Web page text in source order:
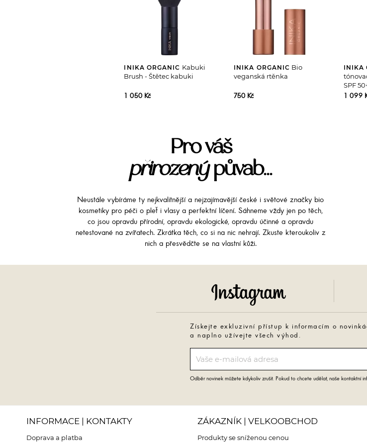
INIKA ORGANIC Kabuki
Brush - Štětec kabuki
1 050 Kč
INIKA ORGANIC Bio
veganská rtěnka
750 Kč
INIKA
SPF
1 099
Pro váš
přirozenýpůvab...
Neustále vybíráme ty nejkvalitnější a nejzajímavější české i světové značky bio
kosmetiky pro péči o pleť i vlasy a perfektní líčení. Sáhneme vždy jen po těch,
co jsou opravdu přírodní, opravdu ekologické, opravdu účinné a opravdu
netestované na zvířatech. Zkrátka těch, co si na nic nehrají. Zkuste kteroukoliv z
nich a přesvědčte se na vlastní kůži.
Získejte exkluzivní přístup k informacím o
a naplno užívejte všech výhod.
Odběr novinek můžete kdykoliv zrušit. Pokud to chcete udělat, naše kontaktní
INFORMACE | KONTAKTY
Doprava a platba
ZÁKAZNÍK | VELKOOBCHOD
Produkty se sníženou cenou